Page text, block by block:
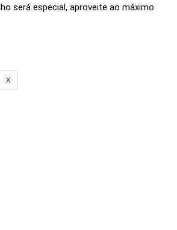
será especial, aproveite ao máximo
X